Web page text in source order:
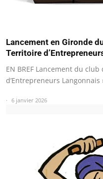
Lancement en Gironde
Territoire
EN BREF Lancement du
d’Entrepreneurs Langonnais
6 janvier 2026